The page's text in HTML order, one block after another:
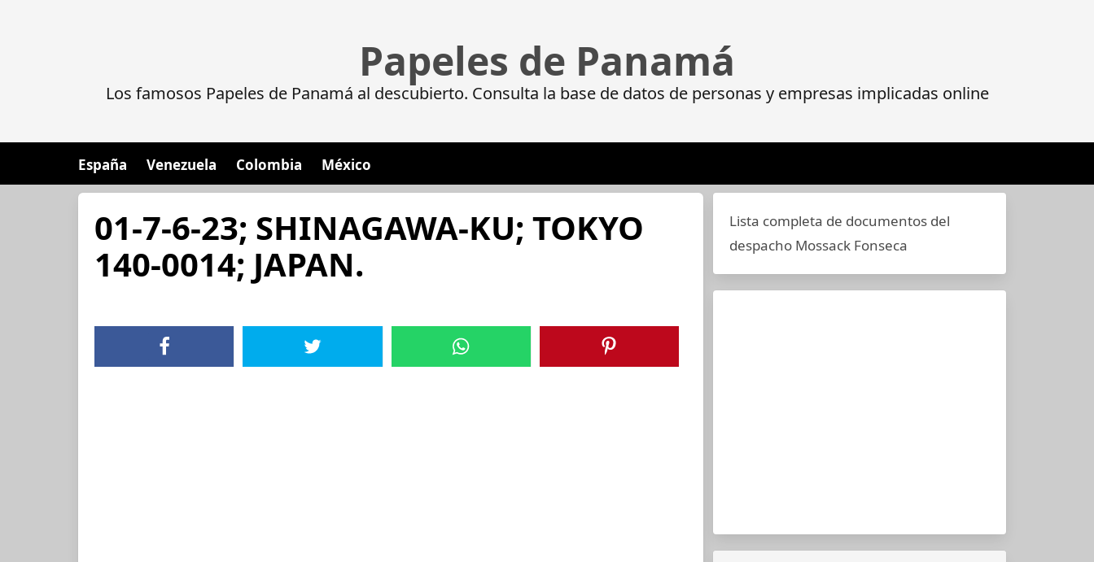
Papeles de Panamá
Los famosos Papeles de Panamá al descubierto. Consulta la base de datos de personas y empresas implicadas online
España Venezuela Colombia México
01-7-6-23; SHINAGAWA-KU; TOKYO
140-0014; JAPAN.
Lista completa de documentos del
despacho Mossack Fonseca